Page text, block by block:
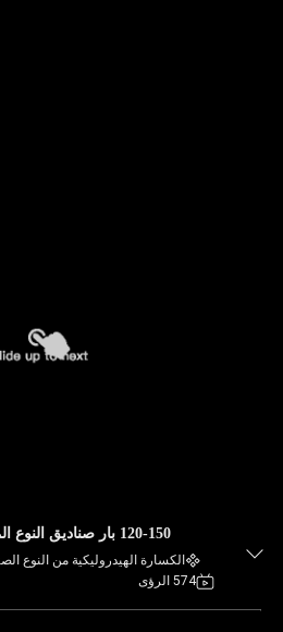
120-150 بار صناديق النوع المكسور الهيدروليكي مع 785 ج.
الكسارة الهيدروليكية من النوع
574 الرؤى